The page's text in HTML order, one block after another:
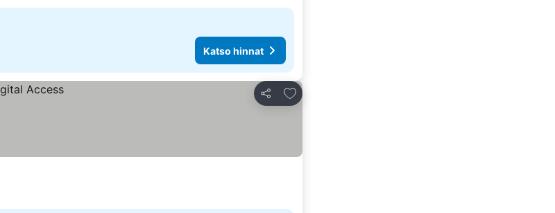
Katso hinnat
Jaa
Lisää suosikkeihin